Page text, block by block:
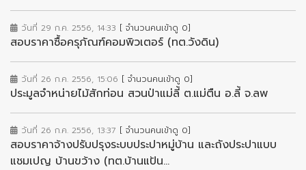
วันที่ 29 ก.ค. 2556, 14:33 [ จำนวนคนเข้าดู 0]
สอบราคาซื้อครุภัณฑ์คอมพิวเตอร์ (ทต.วังดิน)
วันที่ 26 ก.ค. 2556, 15:06 [ จำนวนคนเข้าดู 0]
ประมูลจำหน่ายไม้สักท่อน สวนป่าแม่ลี้ ต.แม่ตืน อ.ลี้ จ.ลพ
วันที่ 26 ก.ค. 2556, 13:37 [ จำนวนคนเข้าดู 0]
สอบราคาจ้างปรับปรุงระบบประปาหมู่บ้าน และถังประปาแบบ
แชมเปญ บ้านขว้าง (ทต.บ้านแป้น...